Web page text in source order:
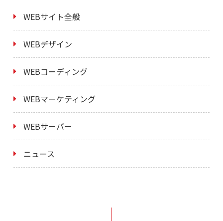
WEBサイト全般
WEBデザイン
WEBコーディング
WEBマーケティング
WEBサーバー
ニュース